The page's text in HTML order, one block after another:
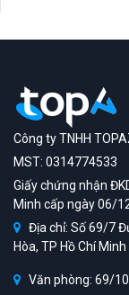
Công ty TNHH
MST: 0314774533
Giấy chứng nhận
Minh cấp ngày 06/
Địa chỉ: Số 69/7
Hòa, TP Hồ Chí Minh
Văn phòng: 69/